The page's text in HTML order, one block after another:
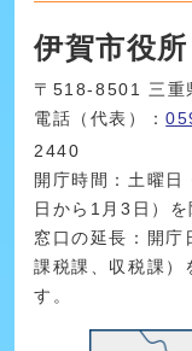
伊賀市役所
〒518-8501 三重
電話（代表）：
2440
開庁時間：土曜
日から1月3日）
窓口の延長：開庁
課税課、収税課）
す。